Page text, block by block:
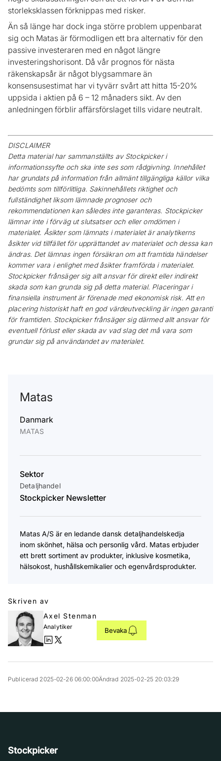
storleksklassen förknippas med risker.
Än så länge har dock inga större problem uppenbarat
sig och Matas är förmodligen ett bra alternativ för den
passive investeraren med en något längre
investeringshorisont. Då vår prognos för nästa
räkenskapsår är något blygsammare än
konsensusestimat har vi tyvärr svårt att hitta 15-20%
uppsida i aktien på 6 – 12 månaders sikt. Av den
anledningen förblir affärsförslaget tills vidare neutralt.
DISCLAIMER
Detta material har sammanställts av Stockpicker i
informationssyfte och ska inte ses som rådgivning. Innehållet
har grundats på information från allmänt tillgängliga källor vilka
bedömts som tillförlitliga. Sakinnehållets riktighet och
fullständighet liksom lämnade prognoser och
rekommendationen kan således inte garanteras. Stockpicker
lämnar inte i förväg ut slutsatser och eller omdömen i
materialet. Åsikter som lämnats i materialet är analytikerns
åsikter vid tillfället för upprättandet av materialet och dessa kan
ändras. Det lämnas ingen försäkran om att framtida händelser
kommer vara i enlighet med åsikter framförda i materialet.
Stockpicker frånsäger sig allt ansvar för direkt eller indirekt
skada som kan grunda sig på detta material. Placeringar i
finansiella instrument är förenade med ekonomisk risk. Att en
placering historiskt haft en god värdeutveckling är ingen garanti
för framtiden. Stockpicker frånsäger sig därmed allt ansvar för
eventuell förlust eller skada av vad slag det må vara som
grundar sig på användandet av materialet.
Matas
Danmark
MATAS
Sektor
Detaljhandel
Stockpicker Newsletter
​Matas A/S är en ledande dansk detaljhandelskedja
inom skönhet, hälsa och personlig vård. Matas erbjuder
ett brett sortiment av produkter, inklusive kosmetika,
hälsokost, hushållskemikalier och egenvårdsprodukter.
Skriven av
Axel Stenman
Analytiker Bevaka
Publicerad 2025-02-26 06:00:00Ändrad 2025-02-25 20:03:29
Stockpicker